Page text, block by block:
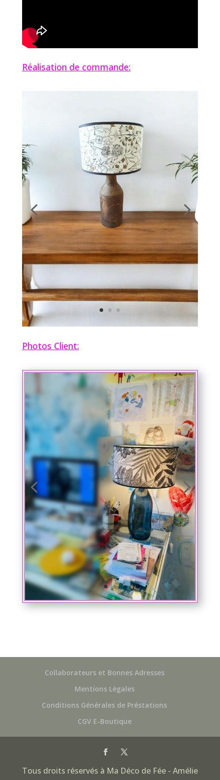
Réalisation de commande:
Photos Client:
Collaborateurs et Bonnes Adresses
Mentions Légales
Conditions Générales de Préstations
CGV E-Boutique
Tous droits réservés à Ma Déco de Fée - Amélie